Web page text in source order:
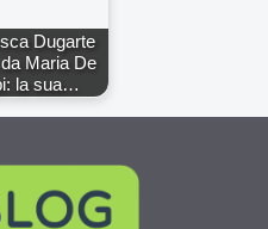
Dugarte
Maria De
la sua…